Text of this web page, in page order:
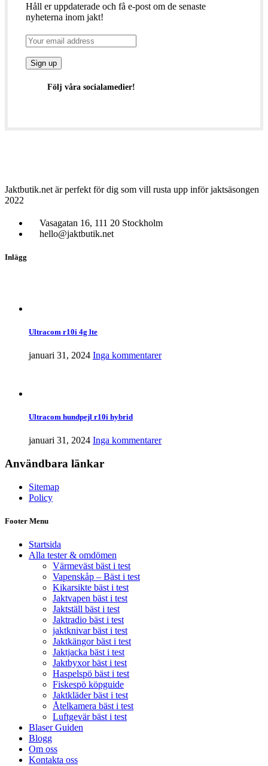
Håll er uppdaterade och få e-post om de senaste
nyheterna inom jakt!
Följ våra socialamedier!
Jaktbutik.net är perfekt för dig som vill rusta upp inför jaktsäsongen
2022
Vasagatan 16, 111 20 Stockholm
hello@jaktbutik.net
Inlägg
Ultracom r10i 4g lte
januari 31, 2024 Inga kommentarer
Ultracom hundpejl r10i hybrid
januari 31, 2024 Inga kommentarer
Användbara länkar
Sitemap
Policy
Footer Menu
Startsida
Alla tester & omdömen
Värmeväst bäst i test
Vapenskåp – Bäst i test
Kikarsikte bäst i test
Jaktvapen bäst i test
Jaktställ bäst i test
Jaktradio bäst i test
jaktknivar bäst i test
Jaktkängor bäst i test
Jaktjacka bäst i test
Jaktbyxor bäst i test
Haspelspö bäst i test
Fiskespö köpguide
Jaktkläder bäst i test
Åtelkamera bäst i test
Luftgevär bäst i test
Blaser Guiden
Blogg
Om oss
Kontakta oss